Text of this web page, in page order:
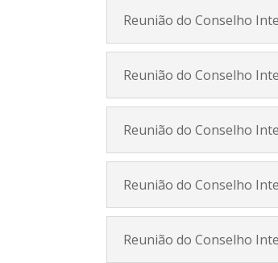
Reunião do Conselho
Reunião do Conselho
Reunião do Conselho
Reunião do Conselho
Reunião do Conselho